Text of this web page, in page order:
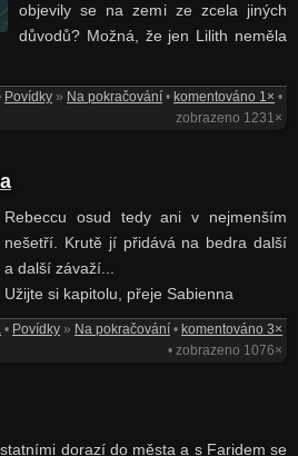
objevily se na zemi ze zcela jiných
důvodů? Možná, že jen Lilith neměla
Povídky » Na pokračování • komentováno 1× •
zobrazeno 1231×
Rebeccu osud tedy ani v nejmenším
nešetří. Krutě jí přidává na bedra další
a další závaží...
Užijte si kapitolu, přeje Sabienna
• Povídky » Na pokračování • komentováno 3×
• zobrazeno 1076×
dorazí do města a s Faridem se